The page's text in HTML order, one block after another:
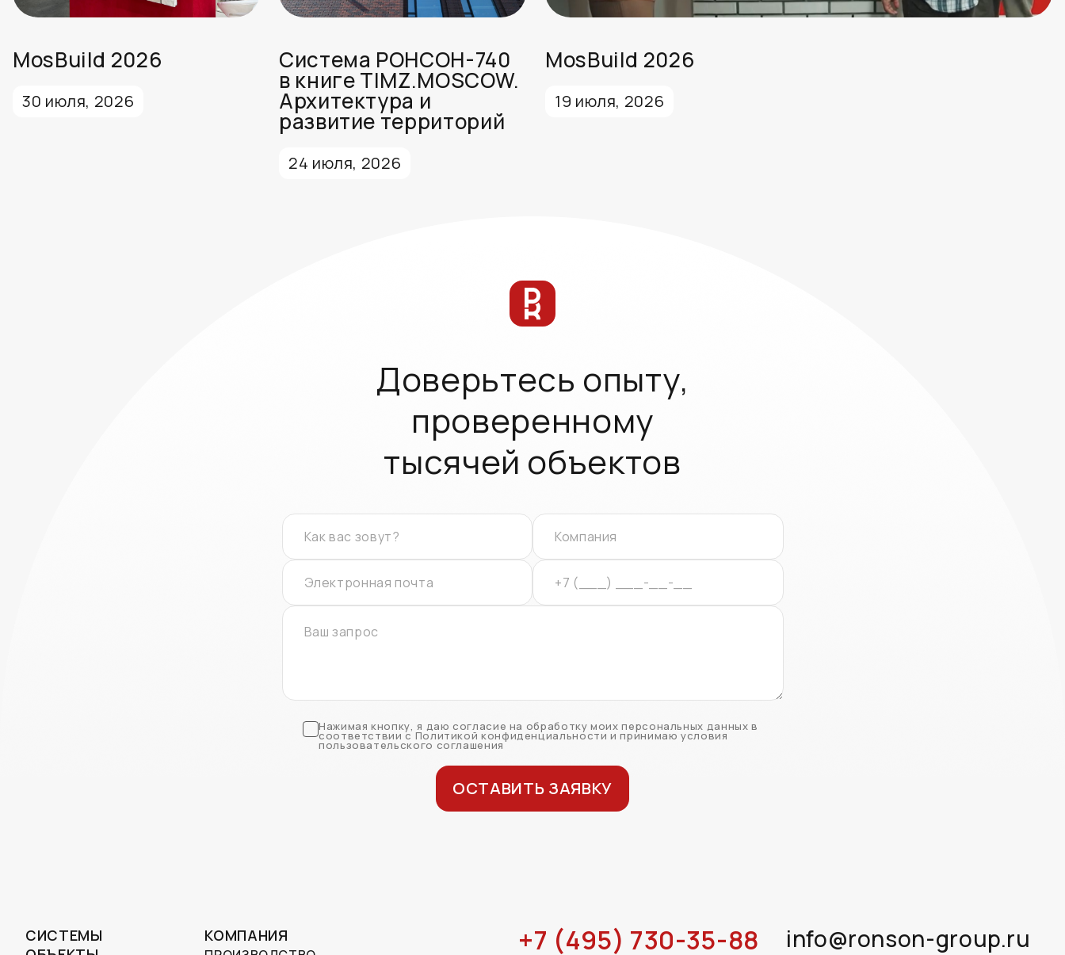
MosBuild 2026
30 июля, 2026
Система РОНСОН-740
в книге TIMZ.MOSCOW.
Архитектура и
развитие территорий
24 июля, 2026
MosBuild 2026
19 июля, 2026
Доверьтесь опыту,
проверенному
тысячей объектов
Нажимая кнопку, я даю согласие на обработку моих персональных данных в
соответствии с Политикой конфиденциальности и принимаю условия
пользовательского соглашения
ОСТАВИТЬ ЗАЯВКУ
СИСТЕМЫ
КОМПАНИЯ +7 (495) 730-35-88 info@ronson-group.ru